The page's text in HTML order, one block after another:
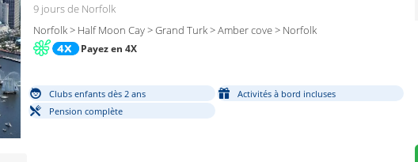
9 joursde Norfolk
Norfolk > Half Moon Cay > Grand Turk > Amber cove > Norfolk
Payez en 4X
Clubs enfants dès 2 ans
Activités à bord incluses
Pension complète